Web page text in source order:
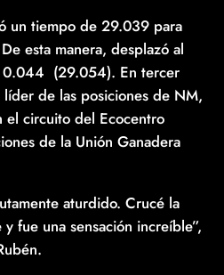
un tiempo de 29.039 para
esta manera, desplazó al
0.044 (29.054). En tercer
de las posiciones de NM,
circuito del Ecocentro
de la Unión Ganadera
aturdido. Crucé la
fue una sensación increíble”,